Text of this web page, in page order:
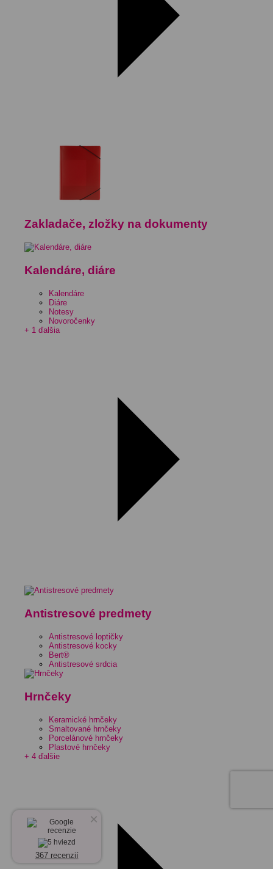
Zakladače, zložky na dokumenty
Kalendáre, diáre
Kalendáre
Diáre
Notesy
Novoročenky
+ 1 ďalšia
Antistresové predmety
Antistresové loptičky
Antistresové kocky
Bert®
Antistresové srdcia
Hrnčeky
Keramické hrnčeky
Smaltované hrnčeky
Porcelánové hrnčeky
Plastové hrnčeky
+ 4 ďalšie
×
367 recenzií